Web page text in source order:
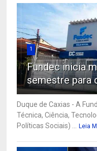
1
Fundec inicia
semestre para
Duque de Caxias - A
Técnica, Ciência,
Políticas Sociais) ... Leia